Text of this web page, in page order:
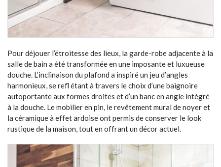
Pour déjouer l’étroitesse des lieux, la garde-robe adjacente à la
salle de bain a été transformée en une imposante et luxueuse
douche. L’inclinaison du plafond a inspiré un jeu d’angles
harmonieux, se refl étant à travers le choix d’une baignoire
autoportante aux formes droites et d’un banc en angle intégré
à la douche. Le mobilier en pin, le revêtement mural de noyer et
la céramique à effet ardoise ont permis de conserver le look
rustique de la maison, tout en offrant un décor actuel.